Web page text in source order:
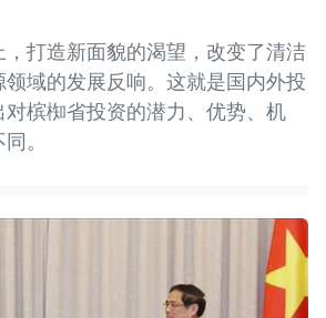
打造新面貌的渴望，改变了清洁
域的发展反响。这就是国内外投
槟椥省投资的潜力、优势、机
。